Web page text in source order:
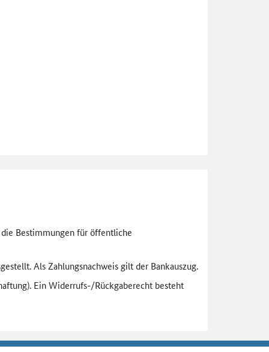
Bestimmungen für öffentliche
Als Zahlungsnachweis gilt der Bankauszug.
Ein Widerrufs-/Rückgaberecht besteht